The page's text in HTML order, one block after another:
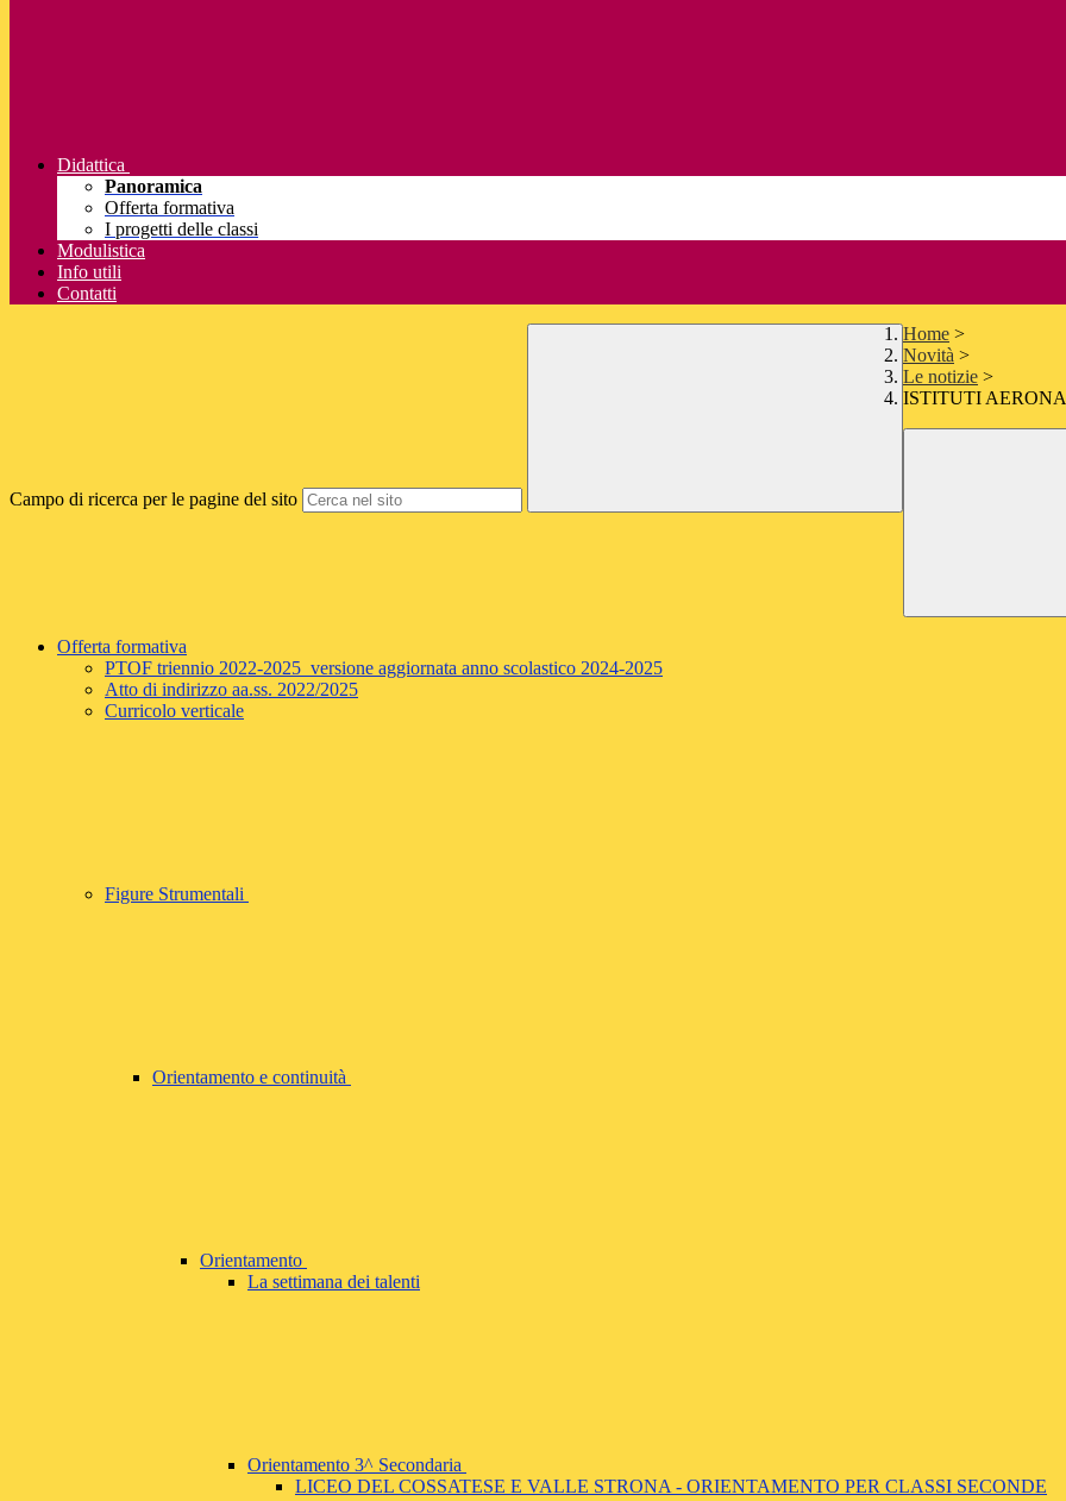
Didattica
Panoramica
Offerta formativa
I progetti delle classi
Modulistica
Info utili
Contatti
Campo di ricerca per le pagine del sito
Home >
Novità >
Le notizie >
ISTITUTI
Offerta formativa
PTOF triennio 2022-2025 versione aggiornata anno scolastico 2024-2025
Atto di indirizzo aa.ss. 2022/2025
Curricolo verticale
Figure Strumentali
Orientamento e continuità
Orientamento
La settimana dei talenti
Orientamento 3^ Secondaria
LICEO DEL COSSATESE E VALLE STRONA - ORIENTAMENTO PER CLASSI SECONDE